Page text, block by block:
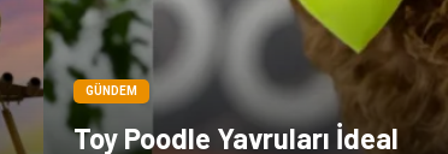
GÜNDEM
Toy Poodle Yavruları İdeal